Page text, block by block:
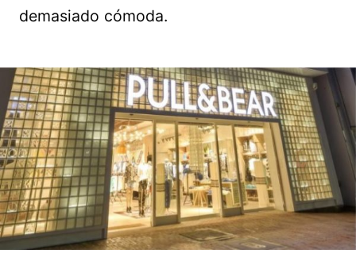
demasiado cómoda.